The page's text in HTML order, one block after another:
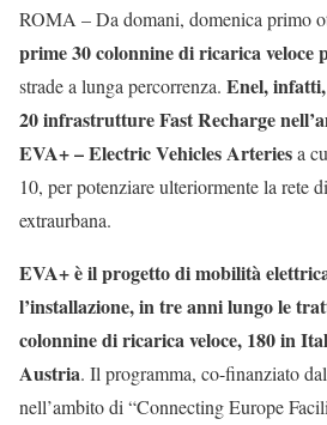
ROMA – Da domani, domenica primo
prime 30 colonnine di ricarica veloce
strade a lunga percorrenza. Enel,
20 infrastrutture Fast Recharge
EVA+ – Electric Vehicles Arteriesa
10, per potenziare ulteriormente la rete
extraurbana.
EVA+ è il progetto di mobilità
l’installazione, in tre anni lungo le
colonnine di ricarica veloce, 180 in
Austria. Il programma, co-finanziato
nell’ambito di “Connecting Europe